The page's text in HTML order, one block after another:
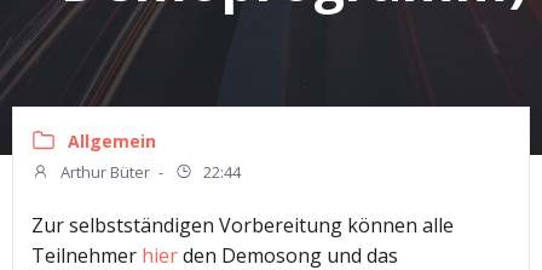
Allgemein
Arthur Büter - 22:44
Zur selbstständigen Vorbereitung können alle
Teilnehmer hierden Demosong und das